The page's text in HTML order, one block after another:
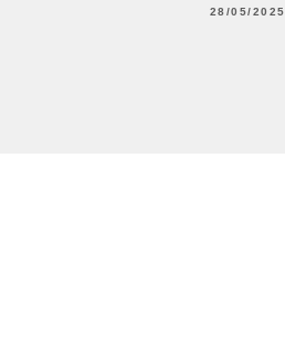
28/05/2025